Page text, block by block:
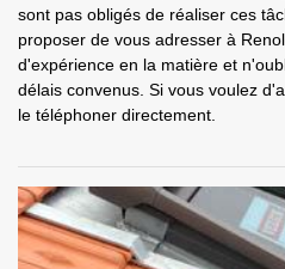
sont pas obligés de réaliser ces
proposer de vous adresser à
d'expérience en la matière et
délais convenus. Si vous voulez
le téléphoner directement.